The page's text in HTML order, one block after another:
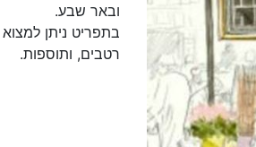
ובאר שבע.
בתפריט ניתן
רטבים, ותוספות.